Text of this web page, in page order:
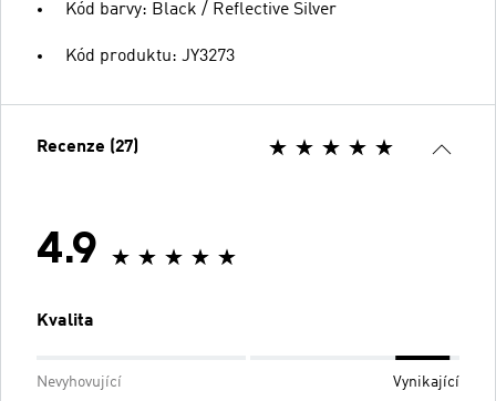
Kód barvy: Black / Reflective Silver
Kód produktu: JY3273
Recenze (27)
4.9
Kvalita
Nevyhovující Vynikající